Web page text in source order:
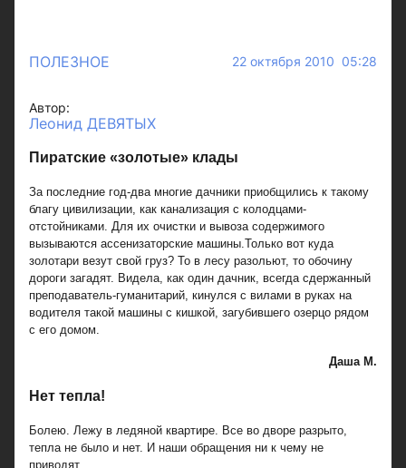
ПОЛЕЗНОЕ 22 октября 2010 05:28
Автор:
Леонид ДЕВЯТЫХ
Пиратские «золотые» клады
За последние год-два многие дачники приобщились к такому
благу цивилизации, как канализация с колодцами-
отстойниками. Для их очистки и вывоза содержимого
вызываются ассенизаторские машины.Только вот куда
золотари везут свой груз? То в лесу разольют, то обочину
дороги загадят. Видела, как один дачник, всегда сдержанный
преподаватель-гуманитарий, кинулся с вилами в руках на
водителя такой машины с кишкой, загубившего озерцо рядом
с его домом.
Даша М.
Нет тепла!
Болею. Лежу в ледяной квартире. Все во дворе разрыто,
тепла не было и нет. И наши обращения ни к чему не
приводят.